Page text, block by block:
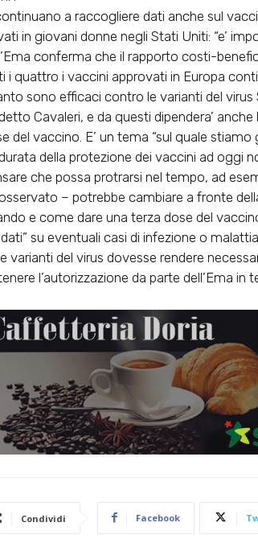
a raccogliere dati anche sul
in giovani donne negli Stati Uniti: “e’
conferma che il rapporto costi-
i quattro i vaccini approvati in Europa
sono efficaci contro le varianti del virus
Cavaleri, e da questi dipendera’
del vaccino. E’ un tema “sul quale
della protezione dei vaccini ad oggi
che possa protrarsi nel tempo, ad
– potrebbe cambiare a fronte
e come dare una terza dose del
su eventuali casi di infezione o
varianti del virus dovesse rendere
l’autorizzazione da parte dell’Ema in
Condividi Facebook